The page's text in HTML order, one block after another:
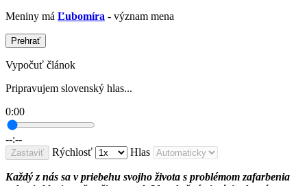
Meniny má Ľubomíra - význam mena
Prehrať
Vypočuť článok
Pripravujem slovenský hlas...
0:00
--:--
Zastaviť Rýchlosť Hlas
Každý z nás sa v priebehu svojho života s problémom zafarbenia